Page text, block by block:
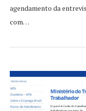
agendamento da
com…